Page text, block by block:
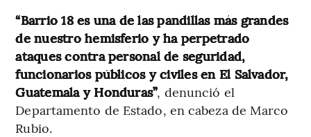
“Barrio 18 es una de las pandillas más grandes
de nuestro hemisferio y ha perpetrado
ataques contra personal de seguridad,
funcionarios públicos y civiles en El Salvador,
Guatemala y Honduras”, denunció el
Departamento de Estado, en cabeza de Marco
Rubio.